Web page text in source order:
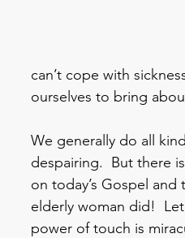
can’t cope with
ourselves to bring
We generally do all
despairing.  But there
on today’s Gospel
elderly woman did!
power of touch is